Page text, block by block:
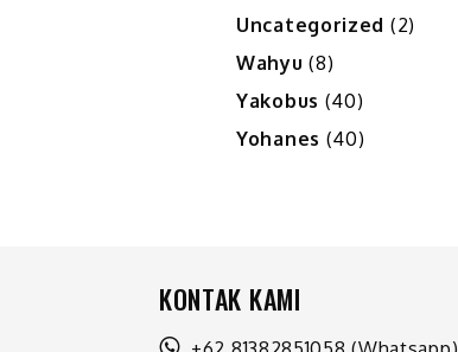
Uncategorized (2)
Wahyu (8)
Yakobus (40)
Yohanes (40)
KONTAK KAMI